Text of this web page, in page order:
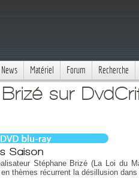
News Matériel Forum Recherche
sur
Saison
Stéphane Brizé (La Loi du
thèmes récurrent la désillusion